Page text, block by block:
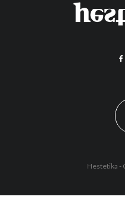
Hestetika -